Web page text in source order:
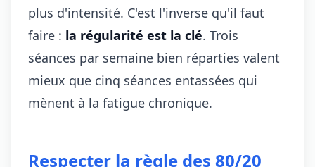
plus d'intensité. C'est l'inverse qu'il faut
faire : la régularité est la clé. Trois
séances par semaine bien réparties valent
mieux que cinq séances entassées qui
mènent à la fatigue chronique.
Respecter la règle des 80/20